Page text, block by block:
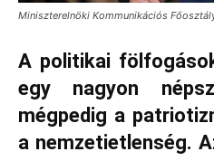
Miniszterelnöki Kommunikációs
A politikai
egy nagyon
mégpedig a
a nemzetietlenség.